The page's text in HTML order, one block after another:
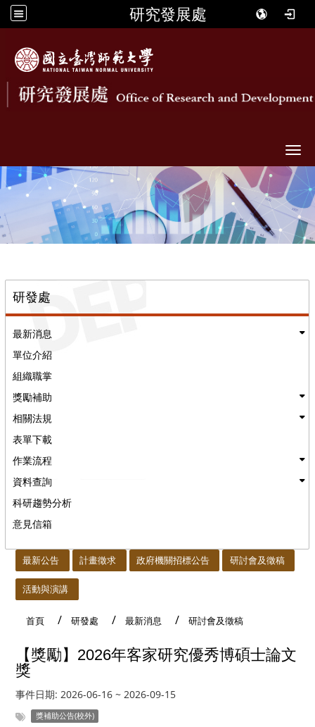
研究發展處
研發處
最新消息
單位介紹
組織職掌
獎勵補助
相關法規
表單下載
作業流程
資料查詢
科研趨勢分析
意見信箱
最新公告 計畫徵求 政府機關招標公告 研討會及徵稿
活動與演講
首頁 研發處 最新消息 研討會及徵稿
【獎勵】2026年客家研究優秀博碩士論文
獎
事件日期: 2026-06-16 ~ 2026-09-15
獎補助公告(校外)